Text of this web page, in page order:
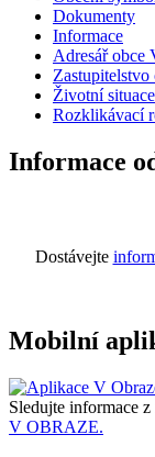
Dokumenty
Informace
Adresář obce
Zastupitelstvo
Životní situace
Rozklikávací
Informace
Dostávejte
Mobilní
Sledujte informace
V OBRAZE.